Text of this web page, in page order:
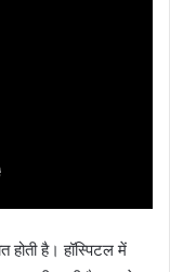
होती है। हॉस्पिटल में